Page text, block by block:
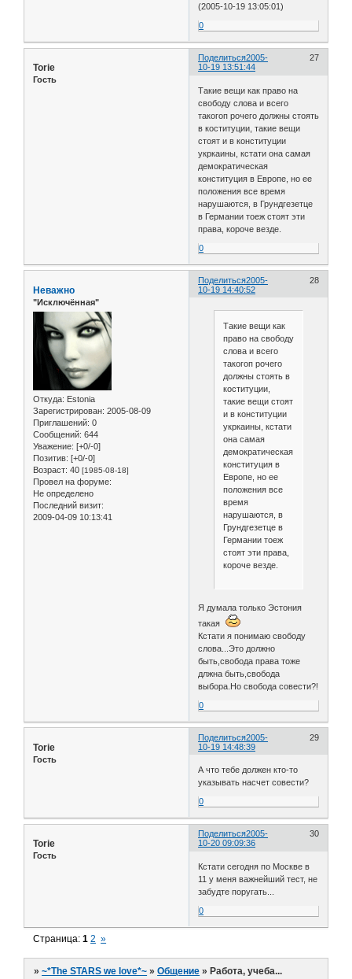
(2005-10-19 13:05:01)
0
Поделиться 27
2005-
10-19 13:51:44
Torie
Гость
Такие вещи как право на
свободу слова и всего
такогоп рочего должны стоять
в коституции, такие вещи
стоят и в конституции
укркаины, кстати она самая
демократическая
конституция в Европе, но ее
положения все время
нарушаются, в Грундгезетце
в Германии тоеж стоят эти
права, короче везде.
0
Поделиться 28
2005-
10-19 14:40:52
Неважно
"Исключённая"
Откуда: Estonia
Зарегистрирован: 2005-08-09
Приглашений: 0
Сообщений: 644
Уважение: [+0/-0]
Позитив: [+0/-0]
Возраст: 40 [1985-08-18]
Провел на форуме:
Не определено
Последний визит:
2009-04-09 10:13:41
Такие вещи как
право на свободу
слова и всего
такогоп рочего
должны стоять в
коституции,
такие вещи стоят
и в конституции
укркаины, кстати
она самая
демократическая
конституция в
Европе, но ее
положения все
время
нарушаются, в
Грундгезетце в
Германии тоеж
стоят эти права,
короче везде.
Я думала только Эстония
такая
Кстати я понимаю свободу
слова...Это должно
быть,свобода права тоже
длжна быть,свобода
выбора.Но свобода совести?!
0
Поделиться 29
2005-
10-19 14:48:39
Torie
Гость
А что тебе должен кто-то
указывать насчет совести?
0
Поделиться 30
2005-
10-20 09:09:36
Torie
Гость
Кстати сегодня по Москве в
11 у меня важнейший тест, не
забудте поругать...
0
Страница:1 2 »
»~*The STARS we love*~ »Общение » Работа, учеба...